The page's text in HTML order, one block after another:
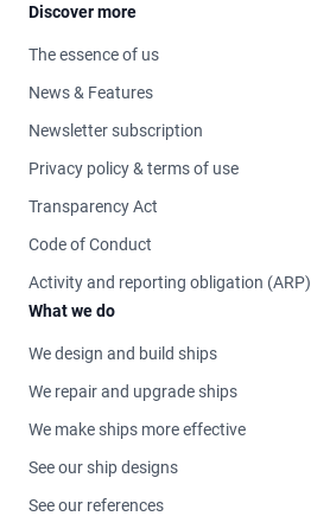
Discover more
The essence of us
News & Features
Newsletter subscription
Privacy policy & terms of use
Transparency Act
Code of Conduct
Activity and reporting obligation (ARP)
What we do
We design and build ships
We repair and upgrade ships
We make ships more effective
See our ship designs
See our references